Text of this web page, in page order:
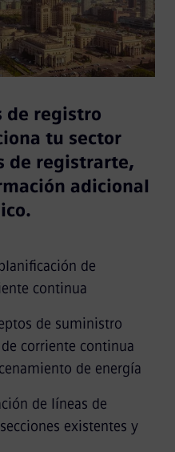
de registro
tu sector
de registrarte,
adicional
de
continua
de suministro
corriente continua
de energía
de líneas de
existentes y